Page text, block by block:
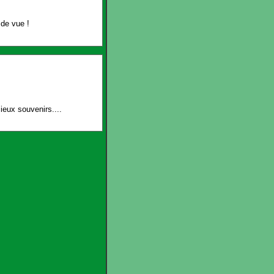
vue !
souvenirs....